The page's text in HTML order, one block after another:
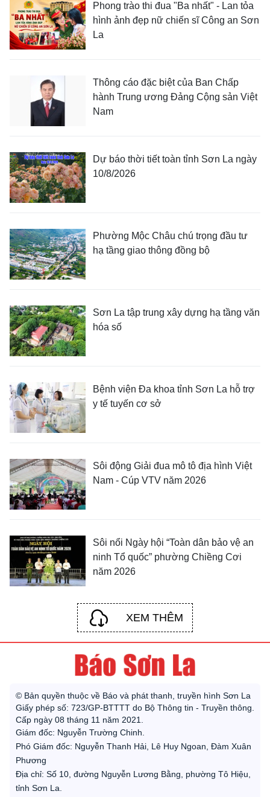
Phong trào thi đua "Ba nhất" - Lan tỏa
hình ảnh đẹp nữ chiến sĩ Công an Sơn
La
Thông cáo đặc biệt của Ban Chấp
hành Trung ương Đảng Cộng sản Việt
Nam
Dự báo thời tiết toàn tỉnh Sơn La ngày
10/8/2026
Phường Mộc Châu chú trọng đầu tư
hạ tầng giao thông đồng bộ
Sơn La tập trung xây dựng hạ tầng văn
hóa số
Bệnh viện Đa khoa tỉnh Sơn La hỗ trợ
y tế tuyến cơ sở
Sôi động Giải đua mô tô địa hình Việt
Nam - Cúp VTV năm 2026
Sôi nổi Ngày hội “Toàn dân bảo vệ an
ninh Tổ quốc” phường Chiềng Cơi
năm 2026
XEM THÊM
© Bản quyền thuộc về Báo và phát thanh, truyền hình Sơn La
Giấy phép số: 723/GP-BTTTT do Bộ Thông tin - Truyền thông.
Cấp ngày 08 tháng 11 năm 2021.
Giám đốc: Nguyễn Trường Chinh.
Phó Giám đốc: Nguyễn Thanh Hải, Lê Huy Ngoan, Đàm Xuân
Phương
Địa chỉ: Số 10, đường Nguyễn Lương Bằng, phường Tô Hiệu,
tỉnh Sơn La.